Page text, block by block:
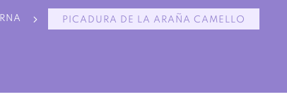
5 PICADURA DE LA ARAÑA CAMELLO